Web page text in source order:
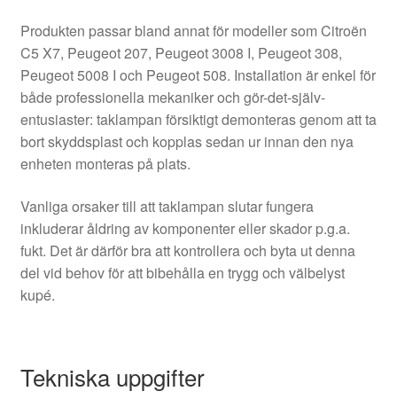
Produkten passar bland annat för modeller som Citroën
C5 X7, Peugeot 207, Peugeot 3008 I, Peugeot 308,
Peugeot 5008 I och Peugeot 508. Installation är enkel för
både professionella mekaniker och gör-det-själv-
entusiaster: taklampan försiktigt demonteras genom att ta
bort skyddsplast och kopplas sedan ur innan den nya
enheten monteras på plats.
Vanliga orsaker till att taklampan slutar fungera
inkluderar åldring av komponenter eller skador p.g.a.
fukt. Det är därför bra att kontrollera och byta ut denna
del vid behov för att bibehålla en trygg och välbelyst
kupé.
Tekniska uppgifter